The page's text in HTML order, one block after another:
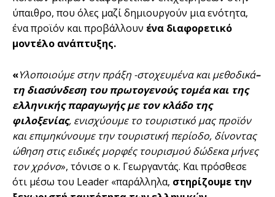
ύπαιθρο, που όλες μαζί δημιουργούν μια ενότητα,
ένα προϊόν και προβάλλουν ένα διαφορετικό
μοντέλο ανάπτυξης.
«Υλοποιούμε στην πράξη -στοχευμένα και μεθοδικά–
τη διασύνδεση του πρωτογενούς τομέα και της
ελληνικής παραγωγής με τον κλάδο της
φιλοξενίας, ενισχύουμε το τουριστικό μας προϊόν
και επιμηκύνουμε την τουριστική περίοδο, δίνοντας
ώθηση στις ειδικές μορφές τουρισμού δώδεκα μήνες
τον χρόνο», τόνισε ο κ. Γεωργαντάς. Και πρόσθεσε
ότι μέσω του Leader «παράλληλα, στηρίζουμε την